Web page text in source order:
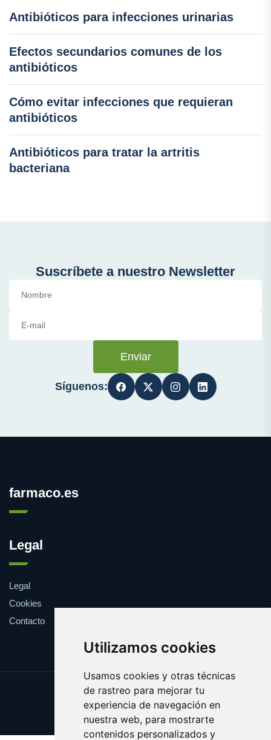
Utilizamos cookies
Usamos cookies y otras técnicas
de rastreo para mejorar tu
experiencia de navegación en
nuestra web, para mostrarte
contenidos personalizados y
Antibióticos para infecciones urinarias
Efectos secundarios comunes de los
antibióticos
Cómo evitar infecciones que requieran
antibióticos
Antibióticos para tratar la artritis
bacteriana
Suscríbete a nuestro Newsletter
Enviar
Síguenos:
farmaco.es
Legal
Legal
Cookies
Contacto
Update cookies preferences
Copyright © 2025 farmaco.es